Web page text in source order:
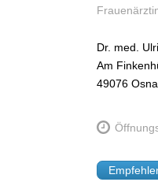
Dr. med.
Am
49076